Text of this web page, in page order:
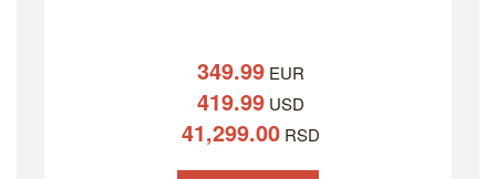
349.99 EUR
419.99 USD
41,299.00 RSD